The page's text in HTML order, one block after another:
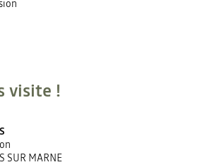
visite !
SUR MARNE